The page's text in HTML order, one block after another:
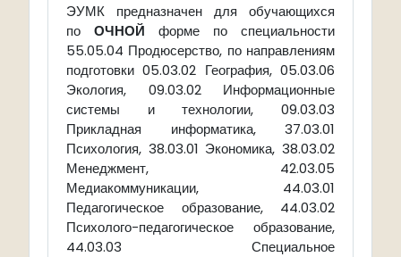
ЭУМК предназначен для обучающихся
по ОЧНОЙ форме по специальности
55.05.04 Продюсерство, по направлениям
подготовки 05.03.02 География, 05.03.06
Экология, 09.03.02 Информационные
системы и технологии, 09.03.03
Прикладная информатика, 37.03.01
Психология, 38.03.01 Экономика, 38.03.02
Менеджмент, 42.03.05
Медиакоммуникации, 44.03.01
Педагогическое образование, 44.03.02
Психолого-педагогическое образование,
44.03.03 Специальное